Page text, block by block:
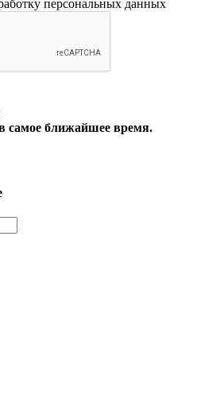
персональных данных
ближайшее время.